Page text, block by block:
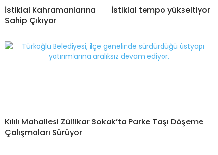
İstiklal Kahramanlarına
Sahip Çıkıyor
İstiklal tempo yükseltiyor
Kılılı Mahallesi Zülfikar Sokak’ta Parke Taşı Döşeme
Çalışmaları Sürüyor